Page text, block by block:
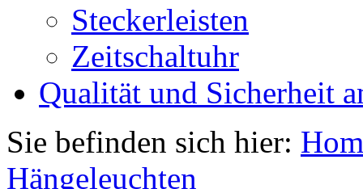
Steckerleisten
Zeitschaltuhr
Qualität und Sicherheit
Sie befinden sich hier:
Hängeleuchten